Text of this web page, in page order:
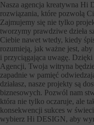
Nasza agencja kreatywna Hi
rozwiązania, które pozwolą
Zajmujemy się nie tylko
tworzymy prawdziwe dzieła
Ciebie nawet wtedy, kiedy
rozumieją, jak ważne jest,
i przyciągająca uwagę.
Agencji, Twoja witryna będzie
zapadnie w pamięć
działasz, nasze projekty są
biznesowych. Pozwól nam
która nie tylko oczaruje, ale
konsekwencji sukces w
wybierz Hi DESIGN, aby